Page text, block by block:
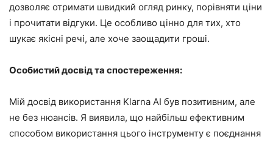
дозволяє отримати швидкий огляд ринку, порівняти ціни
і прочитати відгуки. Це особливо цінно для тих, хто
шукає якісні речі, але хоче заощадити гроші.
Особистий досвід та спостереження:
Мій досвід використання Klarna AI був позитивним, але
не без нюансів. Я виявила, що найбільш ефективним
способом використання цього інструменту є поєднання